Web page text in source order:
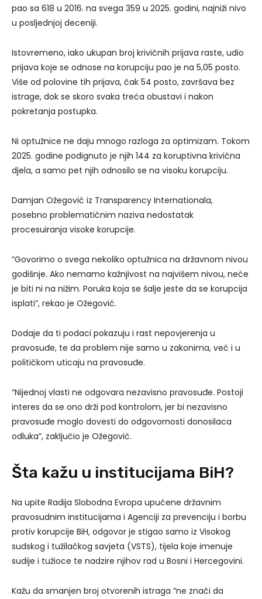
pao sa 618 u 2016. na svega 359 u 2025. godini, najniži nivo
u posljednjoj deceniji.
Istovremeno, iako ukupan broj krivičnih prijava raste, udio
prijava koje se odnose na korupciju pao je na 5,05 posto.
Više od polovine tih prijava, čak 54 posto, završava bez
istrage, dok se skoro svaka treća obustavi i nakon
pokretanja postupka.
Ni optužnice ne daju mnogo razloga za optimizam. Tokom
2025. godine podignuto je njih 144 za koruptivna krivična
djela, a samo pet njih odnosilo se na visoku korupciju.
Damjan Ožegović iz Transparency Internationala,
posebno problematičnim naziva nedostatak
procesuiranja visoke korupcije.
“Govorimo o svega nekoliko optužnica na državnom nivou
godišnje. Ako nemamo kažnjivost na najvišem nivou, neće
je biti ni na nižim. Poruka koja se šalje jeste da se korupcija
isplati”, rekao je Ožegović.
Dodaje da ti podaci pokazuju i rast nepovjerenja u
pravosuđe, te da problem nije samo u zakonima, već i u
političkom uticaju na pravosuđe.
“Nijednoj vlasti ne odgovara nezavisno pravosuđe. Postoji
interes da se ono drži pod kontrolom, jer bi nezavisno
pravosuđe moglo dovesti do odgovornosti donosilaca
odluka”, zaključio je Ožegović.
Šta kažu u institucijama BiH?
Na upite Radija Slobodna Evropa upućene državnim
pravosudnim institucijama i Agenciji za prevenciju i borbu
protiv korupcije BiH, odgovor je stigao samo iz Visokog
sudskog i tužilačkog savjeta (VSTS), tijela koje imenuje
sudije i tužioce te nadzire njihov rad u Bosni i Hercegovini.
Kažu da smanjen broj otvorenih istraga “ne znači da